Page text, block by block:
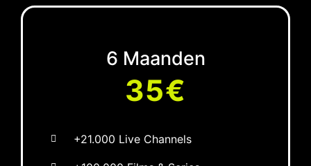
6 Maanden
35€
+21.000 Live Channels